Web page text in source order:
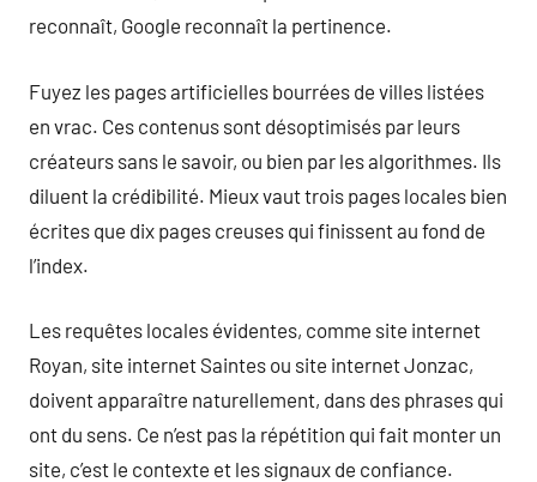
reconnaît, Google reconnaît la pertinence.
Fuyez les pages artificielles bourrées de villes listées
en vrac. Ces contenus sont désoptimisés par leurs
créateurs sans le savoir, ou bien par les algorithmes. Ils
diluent la crédibilité. Mieux vaut trois pages locales bien
écrites que dix pages creuses qui finissent au fond de
l’index.
Les requêtes locales évidentes, comme site internet
Royan, site internet Saintes ou site internet Jonzac,
doivent apparaître naturellement, dans des phrases qui
ont du sens. Ce n’est pas la répétition qui fait monter un
site, c’est le contexte et les signaux de confiance.